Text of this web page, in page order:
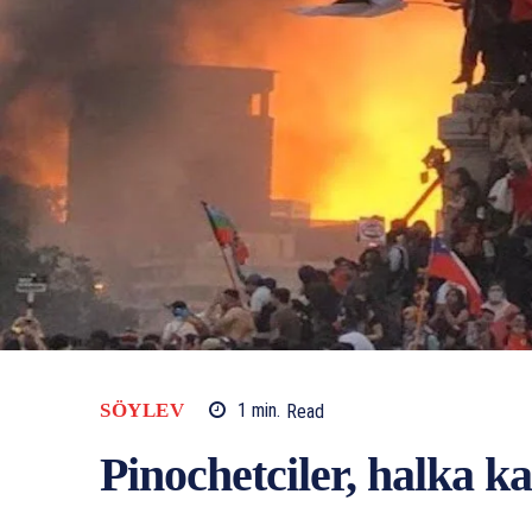
SÖYLEV 1 min. Read
Pinochetciler, halka